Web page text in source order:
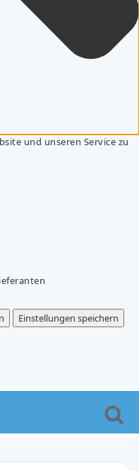
und unseren Service zu
Einstellungen speichern